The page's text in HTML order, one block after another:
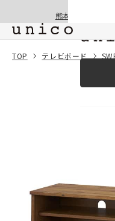
熊本地震の影響
カ
TOP テレビボード 一緒